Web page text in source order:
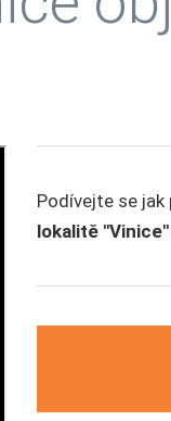
Podívejte se jak
lokalitě